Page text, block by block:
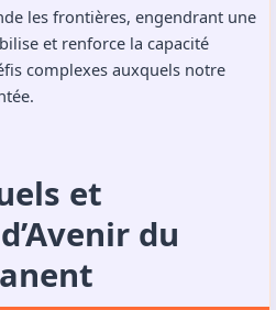
les frontières, engendrant une
et renforce la capacité
complexes auxquels notre
et
du